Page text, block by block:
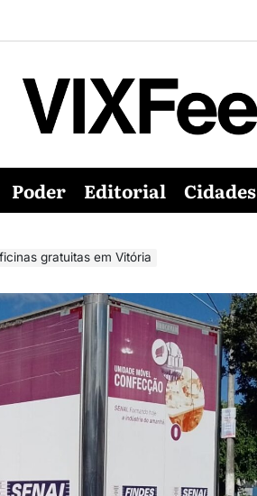
Poder Editorial Cidades
gratuitas em Vitória